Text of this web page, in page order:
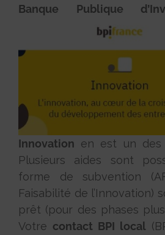
Banque Publique
Innovation en est un des
Plusieurs aides sont
forme de subvention
Faisabilité de l’Innovation)
prêt (pour des phases
Votre contact BPI local